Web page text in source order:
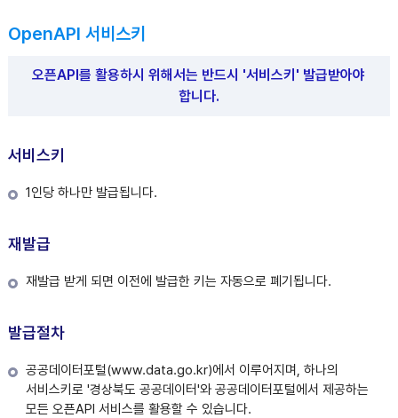
OpenAPI 서비스키
오픈API를 활용하시 위해서는 반드시 '서비스키' 발급받아야
합니다.
서비스키
1인당 하나만 발급됩니다.
재발급
재발급 받게 되면 이전에 발급한 키는 자동으로 폐기됩니다.
발급절차
공공데이터포털(www.data.go.kr)에서 이루어지며, 하나의
서비스키로 '경상북도 공공데이터'와 공공데이터포털에서 제공하는
모든 오픈API 서비스를 활용할 수 있습니다.